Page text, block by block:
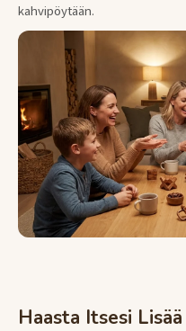
kahvipöytään.
Haasta Itsesi Lisää